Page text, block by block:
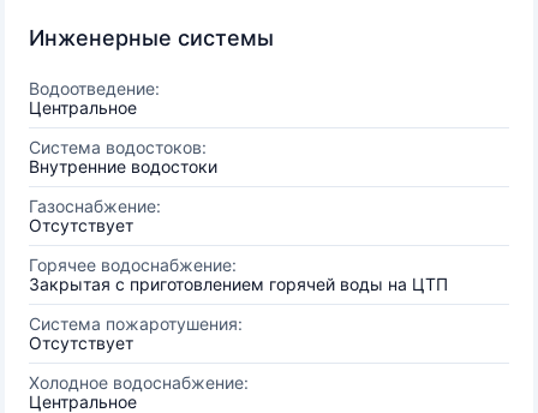
Инженерные системы
Водоотведение:
Центральное
Система водостоков:
Внутренние водостоки
Газоснабжение:
Отсутствует
Горячее водоснабжение:
Закрытая с приготовлением горячей воды на ЦТП
Система пожаротушения:
Отсутствует
Холодное водоснабжение:
Центральное